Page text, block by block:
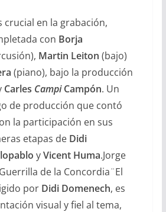
crucial en la grabación,
con Borja
Martin Leiton (bajo)
(piano), bajo la producción
Carles CampiCampón. Un
de producción que contó
la participación en sus
etapas de Didi
yVicent Huma.Jorge
de la Concordia¨El
por Didi Domenech, es
visual y fiel al tema,